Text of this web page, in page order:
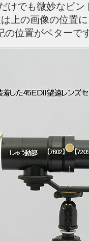
けでも微妙なピ
上の画像の位置
の位置がベターで